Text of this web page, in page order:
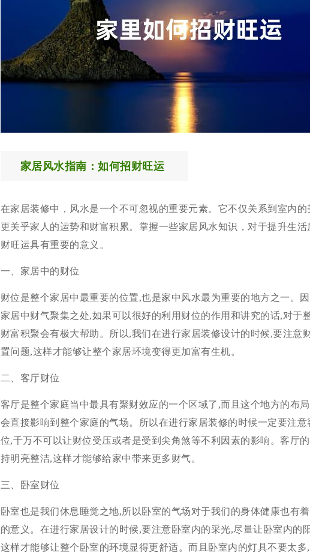
家居风水指南：如何招财旺运
在家居装修中，风水是一个不可忽视的重要元素。它不仅关系到室内的
更关乎家人的运势和财富积累。掌握一些家居风水知识，对于提升生活
财旺运具有重要的意义。
一、家居中的财位
财位是整个家居中最重要的位置,也是家中风水最为重要的地方之一。
家居中财气聚集之处,如果可以很好的利用财位的作用和讲究的话,对于
财富积聚会有极大帮助。所以,我们在进行家居装修设计的时候,要注意
置问题,这样才能够让整个家居环境变得更加富有生机。
二、客厅财位
客厅是整个家庭当中最具有聚财效应的一个区域了,而且这个地方的布
会直接影响到整个家庭的气场。所以在进行家居装修的时候一定要注意
位,千万不可以让财位受压或者是受到尖角煞等不利因素的影响。客厅
持明亮整洁,这样才能够给家中带来更多财气。
三、卧室财位
卧室也是我们休息睡觉之地,所以卧室的气场对于我们的身体健康也有
的意义。在进行家居设计的时候,要注意卧室内的采光,尽量让卧室内的
这样才能够让整个卧室的环境显得更舒适。而且卧室内的灯具不要太多